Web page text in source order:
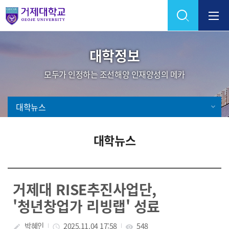
Skip Menu
대학정보
모두가 인정하는 조선해양 인재양성의 메카
대학뉴스
대학뉴스
거제대 RISE추진사업단,
'청년창업가 리빙랩' 성료
create 박혜인 access_time 2025.11.04 17:58 visibility 548